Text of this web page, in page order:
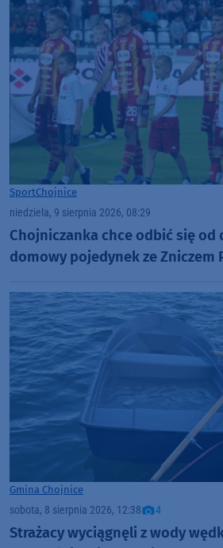
SportChojnice
niedziela, 9 sierpnia 2026, 08:29
Chojniczanka chce odbić się od
domowy pojedynek ze Zniczem
Gmina Chojnice
sobota, 8 sierpnia 2026, 12:38 4
Strażacy wyciągnęli z wody